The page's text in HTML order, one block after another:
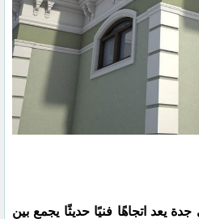
يعد اتجاهًا فنيًا حديثًا يجمع بين